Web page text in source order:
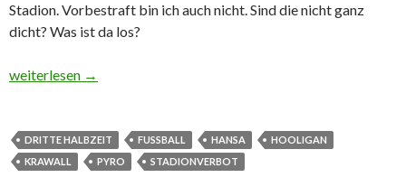
Stadion. Vorbestraft bin ich auch nicht. Sind die nicht ganz
dicht? Was ist da los?
Stadionverbot – wie dagegen vorgehen?
weiterlesen →
DRITTE HALBZEIT FUSSBALL HANSA
HOOLIGAN
KRAWALL
PYRO STADIONVERBOT